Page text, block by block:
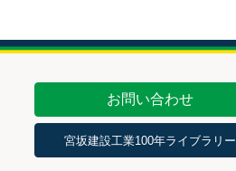
お問い合わせ
宮坂建設工業100年ライブラリー